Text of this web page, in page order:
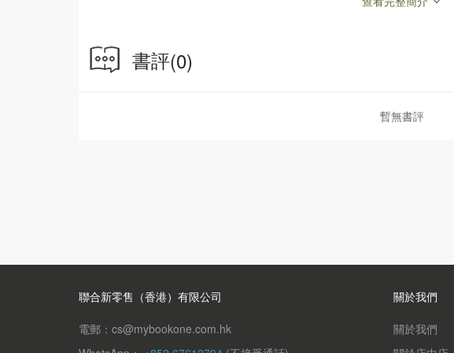
書評(0)
暫無書評
聯合新零售（香港）有限公司
電郵：cs@mybookone.com.hk
關於我們
關於我們